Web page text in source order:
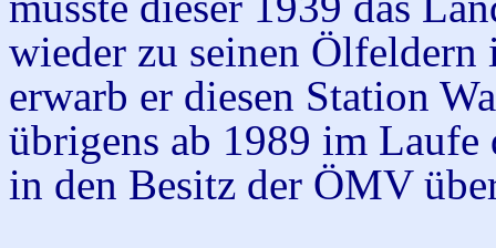
wieder zu seinen
erwarb er diesen Station
übrigens ab 1989 im Laufe
in den Besitz der ÖMV